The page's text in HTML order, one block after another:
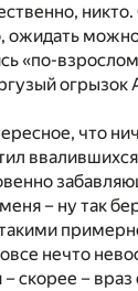
можно
«по-
что
– ну так
нечто
скорее –